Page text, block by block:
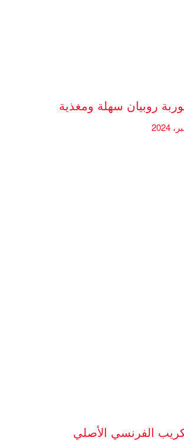
روبيان سهلة ومغذية
الفرنسي الأصلي